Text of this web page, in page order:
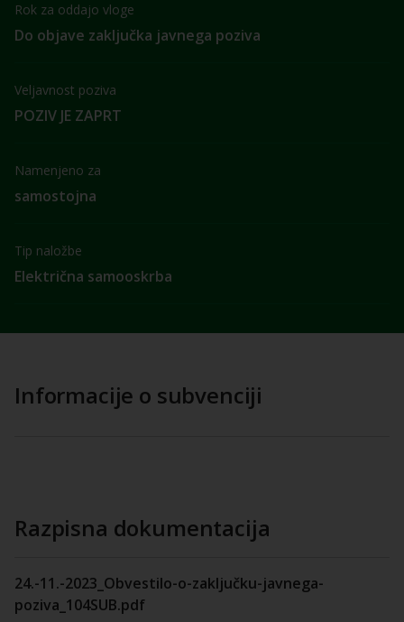
Rok za oddajo vloge
Do objave zaključka javnega poziva
Veljavnost poziva
POZIV JE ZAPRT
Namenjeno za
samostojna
Tip naložbe
Električna samooskrba
Informacije o subvenciji
Razpisna dokumentacija
24.-11.-2023_Obvestilo-o-zaključku-javnega-
poziva_104SUB.pdf